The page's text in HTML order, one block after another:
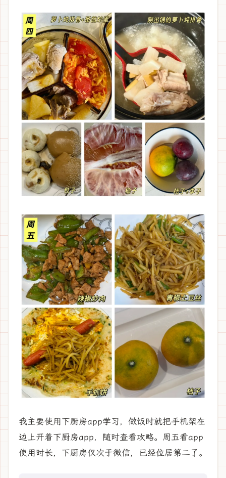
我主要使用下厨房app学习，做饭时就把手机架在
边上开着下厨房app，随时查看攻略。周五看app
使用时长，下厨房仅次于微信，已经位居第二了。